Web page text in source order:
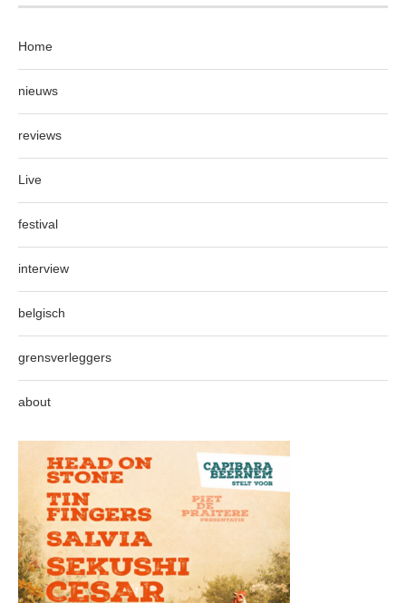
Home
nieuws
reviews
Live
festival
interview
belgisch
grensverleggers
about